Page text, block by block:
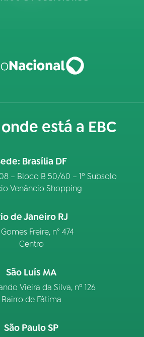
está a EBC
Brasília DF
– Bloco B 50/60 – 1º Subsolo
Venâncio Shopping
de Janeiro RJ
Freire, n° 474
Centro
São Luís MA
Vieira da Silva, nº 126
Bairro de Fátima
São Paulo SP